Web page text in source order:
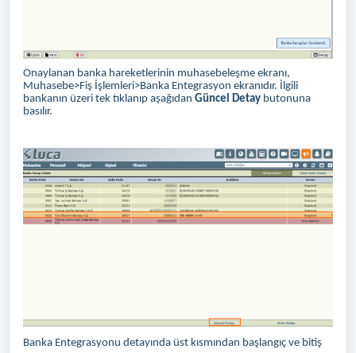
Onaylanan banka hareketlerinin muhasebeleşme ekranı,
Muhasebe>Fiş İşlemleri>Banka Entegrasyon ekranıdır. İlgili
bankanın üzeri tek tıklanıp aşağıdan Güncel Detay butonuna
basılır.
Banka Entegrasyonu detayında üst kısmından başlangıç ve bitiş